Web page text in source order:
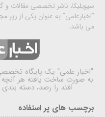
سیویلیکا، ناشر تخصصی مقالات و
"اخبارعلمی" به عنوان یکی از زیر
می باشد.
"اخبار علمی" یک پایگاه
به صورت ساخت یافته هر آنچه
افتد را رصد، دسته
برچسب های پر استفاده